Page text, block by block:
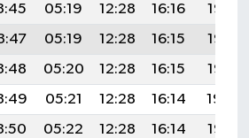
05:19 12:28 16:16
19:28
05:19 12:28 16:15
19:27
05:20 12:28 16:15
19:25
05:21 12:28 16:14
19:24
05:22 12:28 16:14
19:23